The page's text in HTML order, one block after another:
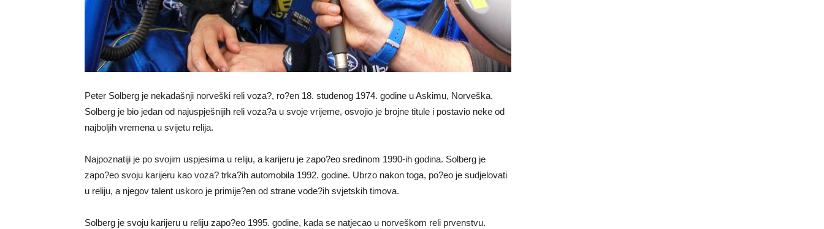
Peter Solberg je nekadašnji norveški reli voza?, ro?en 18. studenog 1974. godine u Askimu, Norveška.
Solberg je bio jedan od najuspješnijih reli voza?a u svoje vrijeme, osvojio je brojne titule i postavio neke od
najboljih vremena u svijetu relija.
Najpoznatiji je po svojim uspjesima u reliju, a karijeru je zapo?eo sredinom 1990-ih godina. Solberg je
zapo?eo svoju karijeru kao voza? trka?ih automobila 1992. godine. Ubrzo nakon toga, po?eo je sudjelovati
u reliju, a njegov talent uskoro je primije?en od strane vode?ih svjetskih timova.
Solberg je svoju karijeru u reliju zapo?eo 1995. godine, kada se natjecao u norveškom reli prvenstvu.